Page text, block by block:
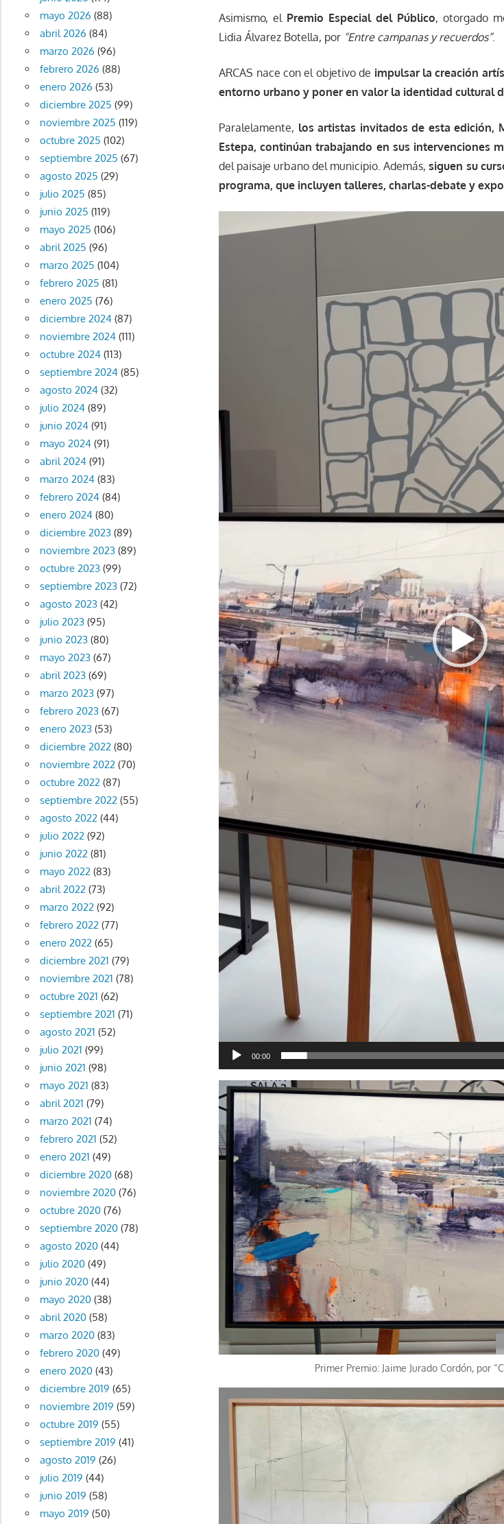
Asimismo, el Premio Especial del Público, otorgado
Lidia Álvarez Botella, por “Entre campanas y recuerdos”.
ARCAS nace con el objetivo de impulsar la creación
entorno urbano y poner en valor la identidad cultural
Paralelamente, los artistas invitados de esta edición,
Estepa, continúan trabajando en sus intervenciones
del paisaje urbano del municipio. Además,siguen su
programa, que incluyen talleres, charlas-debate y
de
00:00
Primer Premio: Jaime Jurado Cordón, por
mayo 2026 (88)
abril 2026 (84)
marzo 2026 (96)
febrero 2026 (88)
enero 2026 (53)
diciembre 2025 (99)
noviembre 2025 (119)
octubre 2025 (102)
septiembre 2025 (67)
agosto 2025 (29)
julio 2025 (85)
junio 2025 (119)
mayo 2025 (106)
abril 2025 (96)
marzo 2025 (104)
febrero 2025 (81)
enero 2025 (76)
diciembre 2024(87)
noviembre 2024(111)
octubre 2024(113)
septiembre 2024(85)
agosto 2024(32)
julio 2024(89)
junio 2024(91)
mayo 2024(91)
abril 2024(91)
marzo 2024(83)
febrero 2024(84)
enero 2024(80)
diciembre 2023(89)
noviembre 2023(89)
octubre 2023(99)
septiembre 2023(72)
agosto 2023(42)
julio 2023(95)
junio 2023(80)
mayo 2023(67)
abril 2023(69)
marzo 2023(97)
febrero 2023(67)
enero 2023(53)
diciembre 2022(80)
noviembre 2022(70)
octubre 2022(87)
septiembre 2022(55)
agosto 2022(44)
julio 2022(92)
junio 2022(81)
mayo 2022(83)
abril 2022(73)
marzo 2022(92)
febrero 2022(77)
enero 2022(65)
diciembre 2021 (79)
noviembre 2021 (78)
octubre 2021 (62)
septiembre 2021 (71)
agosto 2021 (52)
julio 2021 (99)
junio 2021 (98)
mayo 2021 (83)
abril 2021 (79)
marzo 2021 (74)
febrero 2021 (52)
enero 2021 (49)
diciembre 2020(68)
noviembre 2020(76)
octubre 2020(76)
septiembre 2020(78)
agosto 2020(44)
julio 2020(49)
junio 2020(44)
mayo 2020(38)
abril 2020(58)
marzo 2020(83)
febrero 2020(49)
enero 2020(43)
diciembre 2019 (65)
noviembre 2019 (59)
octubre 2019 (55)
septiembre 2019 (41)
agosto 2019 (26)
julio 2019 (44)
junio 2019 (58)
mayo 2019 (50)